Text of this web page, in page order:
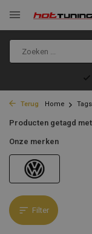
Terug Home Tags
Producten getagd
Onze merken
Filter